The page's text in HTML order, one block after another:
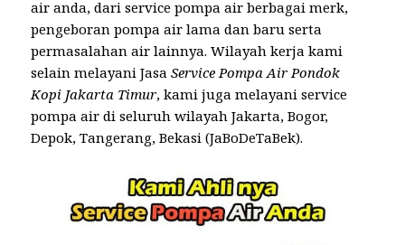
air anda, dari service pompa air berbagai merk,
pengeboran pompa air lama dan baru serta
permasalahan air lainnya. Wilayah kerja kami
selain melayani JasaService Pompa Air Pondok
Kopi Jakarta Timur, kami juga melayani service
pompa air di seluruh wilayah Jakarta, Bogor,
Depok, Tangerang, Bekasi (JaBoDeTaBek).